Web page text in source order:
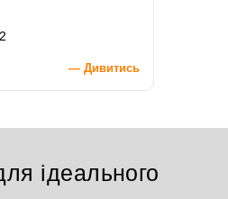
— Дивитись
ідеального